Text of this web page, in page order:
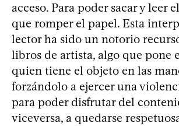
acceso. Para poder sacar y leer
que romper el papel. Esta
lector ha sido un notorio
libros de artista, algo que pone
quien tiene el objeto en las
forzándolo a ejercer una
para poder disfrutar del
viceversa, a quedarse